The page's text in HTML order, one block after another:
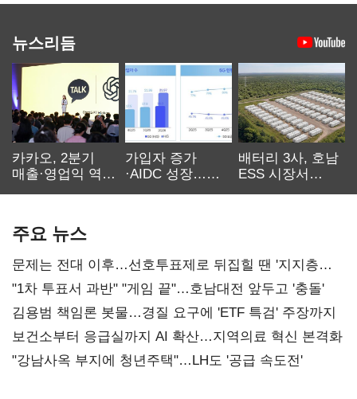
뉴스리듬
카카오, 2분기
매출·영업익 역대
가입자 증가
·AIDC 성장…
배터리 3사, 호남
ESS 시장서
주요 뉴스
문제는 전대 이후…선호투표제로 뒤집힐 땐 '지지층
불복'
"1차 투표서 과반" "게임 끝"…호남대전 앞두고 '충돌'
김용범 책임론 봇물…경질 요구에 'ETF 특검' 주장까지
보건소부터 응급실까지 AI 확산…지역의료 혁신 본격화
"강남사옥 부지에 청년주택"…LH도 '공급 속도전'